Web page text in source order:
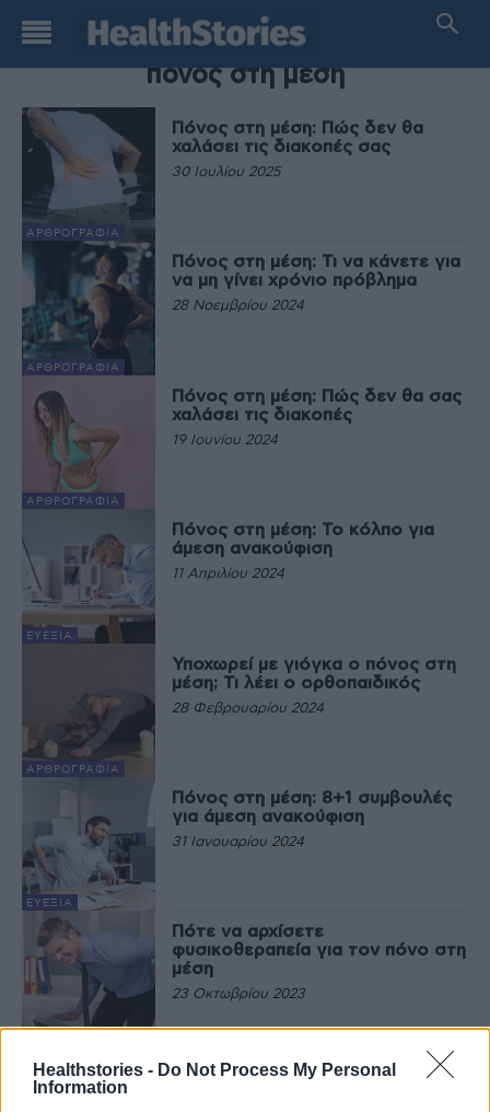
Healthstories - Do Not Process My Personal
Information
TAG
πόνος στη μέση
ΑΡΘΡΟΓΡΑΦΊΑ
Πόνος στη μέση: Πώς δεν θα
χαλάσει τις διακοπές σας
30 Ιουλίου 2025
ΑΡΘΡΟΓΡΑΦΊΑ
Πόνος στη μέση: Τι να κάνετε για
να μη γίνει χρόνιο πρόβλημα
28 Νοεμβρίου 2024
ΑΡΘΡΟΓΡΑΦΊΑ
Πόνος στη μέση: Πώς δεν θα σας
χαλάσει τις διακοπές
19 Ιουνίου 2024
ΕΥΕΞΊΑ
Πόνος στη μέση: Το κόλπο για
άμεση ανακούφιση
11 Απριλίου 2024
ΑΡΘΡΟΓΡΑΦΊΑ
Υποχωρεί με γιόγκα o πόνος στη
μέση; Τι λέει ο ορθοπαιδικός
28 Φεβρουαρίου 2024
ΕΥΕΞΊΑ
Πόνος στη μέση: 8+1 συμβουλές
για άμεση ανακούφιση
31 Ιανουαρίου 2024
Πότε να αρχίσετε
φυσικοθεραπεία για τον πόνο στη
μέση
23 Οκτωβρίου 2023
Με αυτό το “κόλπο” θα
ανακουφιστείς άμεσα από τον